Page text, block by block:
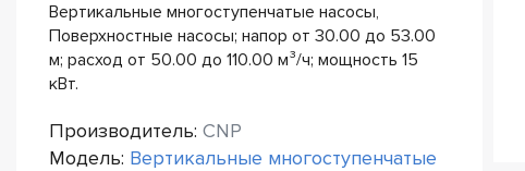
Вертикальные многоступенчатые насосы,
Поверхностные насосы; напор от 30.00 до 53.00
м; расход от 50.00 до 110.00 м³/ч; мощность 15
кВт.
Производитель: CNP
Модель: Вертикальные многоступенчатые